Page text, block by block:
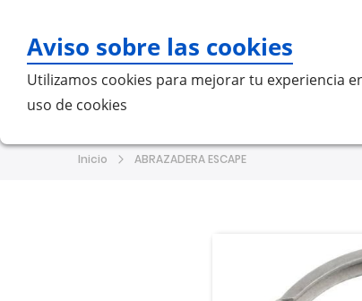
Aviso sobre las cookies
Utilizamos cookies para mejorar tu experiencia
uso de cookies
Inicio ABRAZADERA ESCAPE